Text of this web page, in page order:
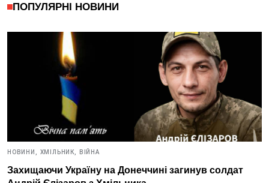
ПОПУЛЯРНІ НОВИНИ
НОВИНИ, ХМІЛЬНИК, ВІЙНА
Захищаючи Україну на Донеччині загинув солдат